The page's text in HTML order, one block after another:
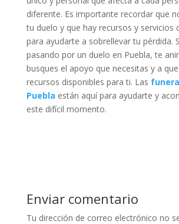
diferente. Es importante recordar que
tu duelo y que hay recursos y servicios
para ayudarte a sobrellevar tu pérdida.
pasando por un duelo en Puebla, te
busques el apoyo que necesitas y a
recursos disponibles para ti. Las
Puebla están aquí para ayudarte y
este difícil momento.
Enviar comentario
Tu dirección de correo electrónico no